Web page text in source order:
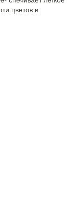
цветов в